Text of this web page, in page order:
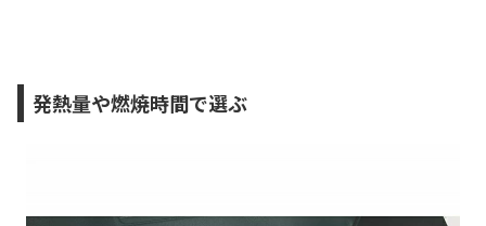
発熱量や燃焼時間で選ぶ